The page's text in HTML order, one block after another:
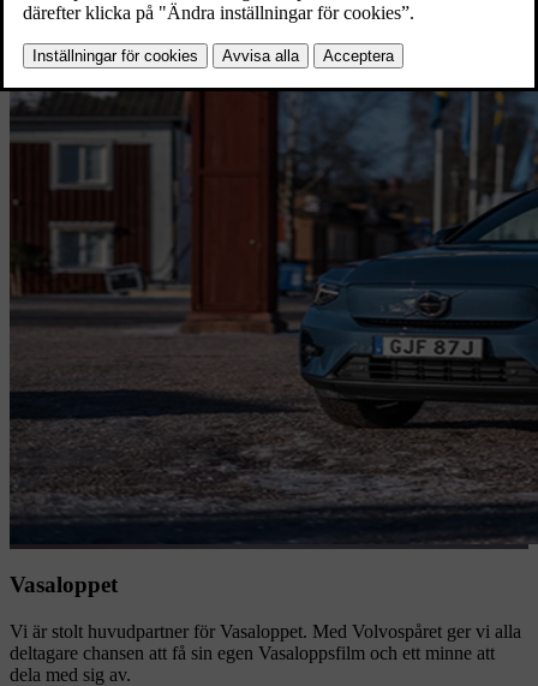
Vasaloppet
Vi är stolt huvudpartner för Vasaloppet. Med Volvospåret ger vi alla
deltagare chansen att få sin egen Vasaloppsfilm och ett minne att
dela med sig av.